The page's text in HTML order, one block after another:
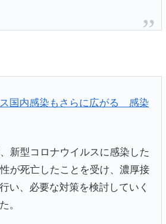
国内感染もさらに広がる 感染
新型コロナウイルスに感染した
が死亡したことを受け、濃厚接
い、必要な対策を検討していく
。